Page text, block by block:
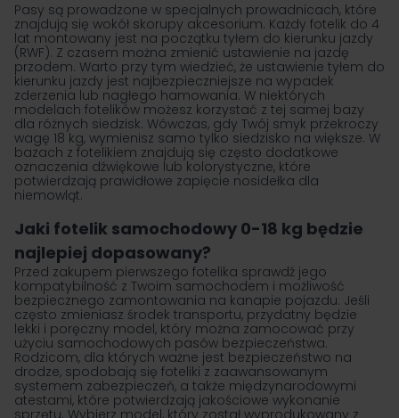
Pasy są prowadzone w specjalnych prowadnicach, które
znajdują się wokół skorupy akcesorium. Każdy fotelik do 4
lat montowany jest na początku tyłem do kierunku jazdy
(RWF). Z czasem można zmienić ustawienie na jazdę
przodem. Warto przy tym wiedzieć, że ustawienie tyłem do
kierunku jazdy jest najbezpieczniejsze na wypadek
zderzenia lub nagłego hamowania. W niektórych
modelach fotelików możesz korzystać z tej samej bazy
dla różnych siedzisk. Wówczas, gdy Twój smyk przekroczy
wagę 18 kg, wymienisz samo tylko siedzisko na większe. W
bazach z fotelikiem znajdują się często dodatkowe
oznaczenia dźwiękowe lub kolorystyczne, które
potwierdzają prawidłowe zapięcie nosidełka dla
niemowląt.
Jaki fotelik samochodowy 0-18 kg będzie
najlepiej dopasowany?
Przed zakupem pierwszego fotelika sprawdź jego
kompatybilność z Twoim samochodem i możliwość
bezpiecznego zamontowania na kanapie pojazdu. Jeśli
często zmieniasz środek transportu, przydatny będzie
lekki i poręczny model, który można zamocować przy
użyciu samochodowych pasów bezpieczeństwa.
Rodzicom, dla których ważne jest bezpieczeństwo na
drodze, spodobają się foteliki z zaawansowanym
systemem zabezpieczeń, a także międzynarodowymi
atestami, które potwierdzają jakościowe wykonanie
sprzętu. Wybierz model, który został wyprodukowany z